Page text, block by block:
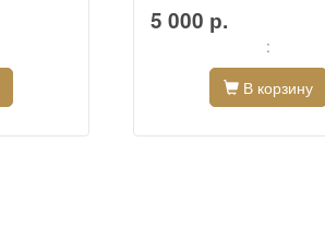
5 000 р.
:
В корзину